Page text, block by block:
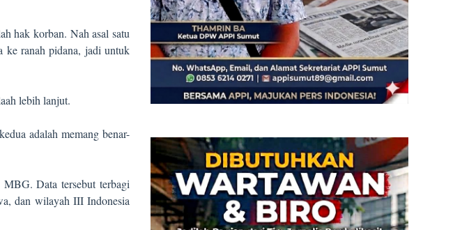
hak korban. Nah asal satu
ke ranah pidana, jadi untuk
lebih lanjut.
adalah memang benar-
Data tersebut terbagi
dan wilayah III Indonesia